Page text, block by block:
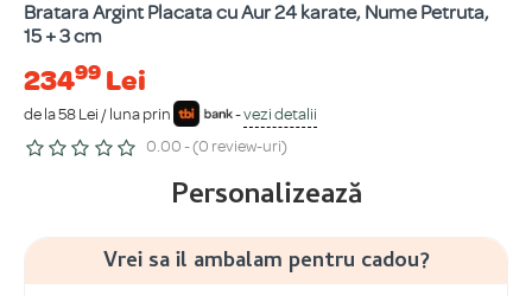
Bratara Argint Placata cu Aur 24 karate, Nume Petruta,
15 + 3 cm
23499 Lei
de la 58 Lei / luna prin -vezi detalii
0.00 - (0 review-uri)
Personalizează
Vrei sa il ambalam pentru cadou?